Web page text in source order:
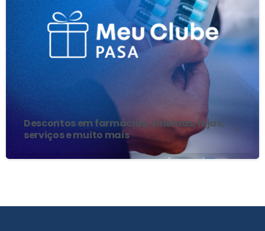
Descontos em farmácias, cinemas, lojas,
serviços e muito mais